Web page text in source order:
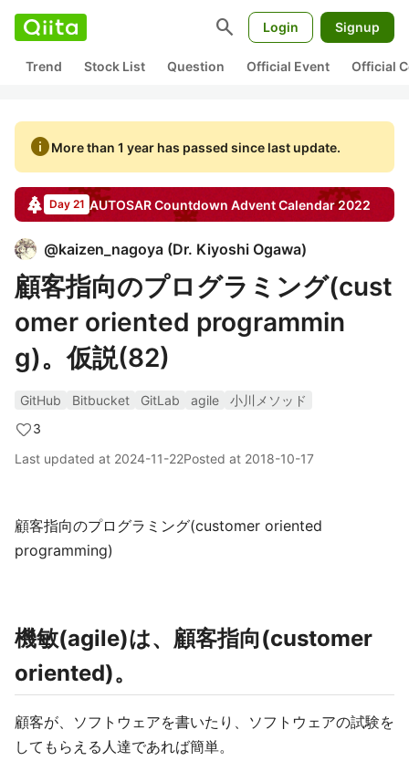
search Login Signup
Trend Stock List Question Official Event Official
infoMore than 1 year has passed since last update.
Day 21 AUTOSAR Countdown Advent Calendar 2022
@kaizen_nagoya (Dr. Kiyoshi Ogawa)
顧客指向のプログラミング(cust
omer oriented programmin
g)。仮説(82)
GitHub Bitbucket GitLab agile
小川メソッド
3
Last updated at 2024-11-22Posted at 2018-10-17
顧客指向のプログラミング(customer oriented
programming)
機敏(agile)は、顧客指向(customer
oriented)。
顧客が、ソフトウェアを書いたり、ソフトウェアの試験を
してもらえる人達であれば簡単。